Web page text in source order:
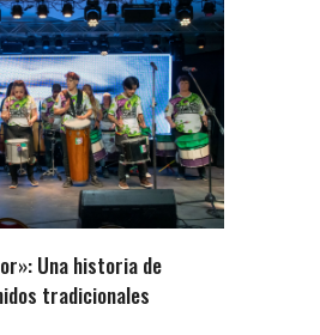
Una historia de
tradicionales